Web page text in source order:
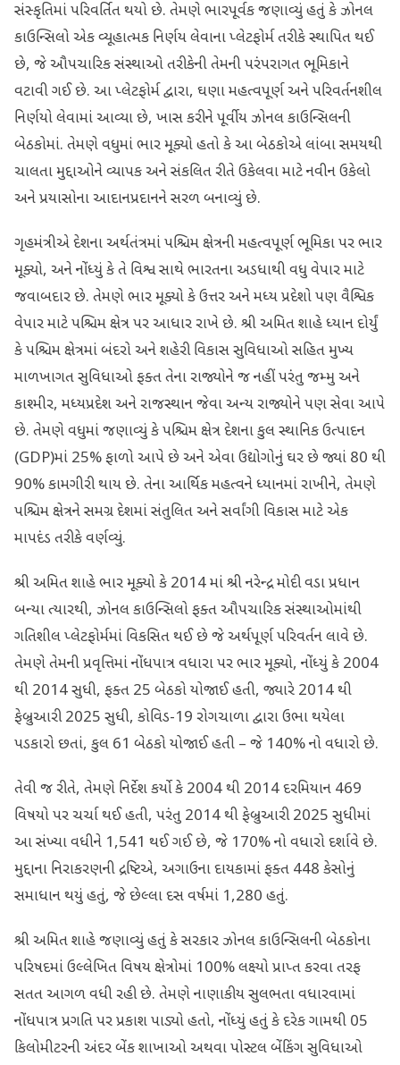
સંસ્કૃતિમાં પરિવર્તિત થયો છે. તેમણે ભારપૂર્વક જણાવ્યું હતું કે ઝોનલ
કાઉન્સિલો એક વ્યૂહાત્મક નિર્ણય લેવાના પ્લેટફોર્મ તરીકે સ્થાપિત થઈ
છે, જે ઔપચારિક સંસ્થાઓ તરીકેની તેમની પરંપરાગત ભૂમિકાને
વટાવી ગઈ છે. આ પ્લેટફોર્મ દ્વારા, ઘણા મહત્વપૂર્ણ અને પરિવર્તનશીલ
નિર્ણયો લેવામાં આવ્યા છે, ખાસ કરીને પૂર્વીય ઝોનલ કાઉન્સિલની
બેઠકોમાં. તેમણે વધુમાં ભાર મૂક્યો હતો કે આ બેઠકોએ લાંબા સમયથી
ચાલતા મુદ્દાઓને વ્યાપક અને સંકલિત રીતે ઉકેલવા માટે નવીન ઉકેલો
અને પ્રયાસોના આદાનપ્રદાનને સરળ બનાવ્યું છે.
ગૃહમંત્રીએ દેશના અર્થતંત્રમાં પશ્ચિમ ક્ષેત્રની મહત્વપૂર્ણ ભૂમિકા પર ભાર
મૂક્યો, અને નોંધ્યું કે તે વિશ્વ સાથે ભારતના અડધાથી વધુ વેપાર માટે
જવાબદાર છે. તેમણે ભાર મૂક્યો કે ઉત્તર અને મધ્ય પ્રદેશો પણ વૈશ્વિક
વેપાર માટે પશ્ચિમ ક્ષેત્ર પર આધાર રાખે છે. શ્રી અમિત શાહે ધ્યાન દોર્યું
કે પશ્ચિમ ક્ષેત્રમાં બંદરો અને શહેરી વિકાસ સુવિધાઓ સહિત મુખ્ય
માળખાગત સુવિધાઓ ફક્ત તેના રાજ્યોને જ નહીં પરંતુ જમ્મુ અને
કાશ્મીર, મધ્યપ્રદેશ અને રાજસ્થાન જેવા અન્ય રાજ્યોને પણ સેવા આપે
છે. તેમણે વધુમાં જણાવ્યું કે પશ્ચિમ ક્ષેત્ર દેશના કુલ સ્થાનિક ઉત્પાદન
(GDP)માં 25% ફાળો આપે છે અને એવા ઉદ્યોગોનું ઘર છે જ્યાં 80 થી
90% કામગીરી થાય છે. તેના આર્થિક મહત્વને ધ્યાનમાં રાખીને, તેમણે
પશ્ચિમ ક્ષેત્રને સમગ્ર દેશમાં સંતુલિત અને સર્વાંગી વિકાસ માટે એક
માપદંડ તરીકે વર્ણવ્યું.
શ્રી અમિત શાહે ભાર મૂક્યો કે 2014 માં શ્રી નરેન્દ્ર મોદી વડા પ્રધાન
બન્યા ત્યારથી, ઝોનલ કાઉન્સિલો ફક્ત ઔપચારિક સંસ્થાઓમાંથી
ગતિશીલ પ્લેટફોર્મમાં વિકસિત થઈ છે જે અર્થપૂર્ણ પરિવર્તન લાવે છે.
તેમણે તેમની પ્રવૃત્તિમાં નોંધપાત્ર વધારા પર ભાર મૂક્યો, નોંધ્યું કે 2004
થી 2014 સુધી, ફક્ત 25 બેઠકો યોજાઈ હતી, જ્યારે 2014 થી
ફેબ્રુઆરી 2025 સુધી, કોવિડ-19 રોગચાળા દ્વારા ઉભા થયેલા
પડકારો છતાં, કુલ 61 બેઠકો યોજાઈ હતી – જે 140% નો વધારો છે.
તેવી જ રીતે, તેમણે નિર્દેશ કર્યો કે 2004 થી 2014 દરમિયાન 469
વિષયો પર ચર્ચા થઈ હતી, પરંતુ 2014 થી ફેબ્રુઆરી 2025 સુધીમાં
આ સંખ્યા વધીને 1,541 થઈ ગઈ છે, જે 170% નો વધારો દર્શાવે છે.
મુદ્દાના નિરાકરણની દ્રષ્ટિએ, અગાઉના દાયકામાં ફક્ત 448 કેસોનું
સમાધાન થયું હતું, જે છેલ્લા દસ વર્ષમાં 1,280 હતું.
શ્રી અમિત શાહે જણાવ્યું હતું કે સરકાર ઝોનલ કાઉન્સિલની બેઠકોના
પરિષદમાં ઉલ્લેખિત વિષય ક્ષેત્રોમાં 100% લક્ષ્યો પ્રાપ્ત કરવા તરફ
સતત આગળ વધી રહી છે. તેમણે નાણાકીય સુલભતા વધારવામાં
નોંધપાત્ર પ્રગતિ પર પ્રકાશ પાડ્યો હતો, નોંધ્યું હતું કે દરેક ગામથી 05
કિલોમીટરની અંદર બેંક શાખાઓ અથવા પોસ્ટલ બેંકિંગ સુવિધાઓ